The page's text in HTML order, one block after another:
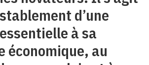
d’une
à sa
économique, au